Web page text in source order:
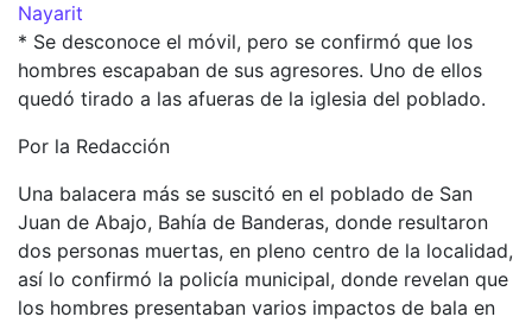
Nayarit
* Se desconoce el móvil, pero se confirmó que los
hombres escapaban de sus agresores. Uno de ellos
quedó tirado a las afueras de la iglesia del poblado.
Por la Redacción
Una balacera más se suscitó en el poblado de San
Juan de Abajo, Bahía de Banderas, donde resultaron
dos personas muertas, en pleno centro de la localidad,
así lo confirmó la policía municipal, donde revelan que
los hombres presentaban varios impactos de bala en